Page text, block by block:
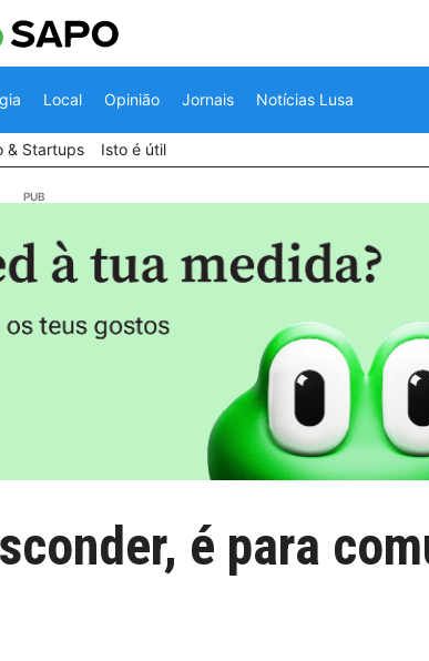
Local Opinião Jornais Notícias Lusa
& Startups Isto é útil
é para